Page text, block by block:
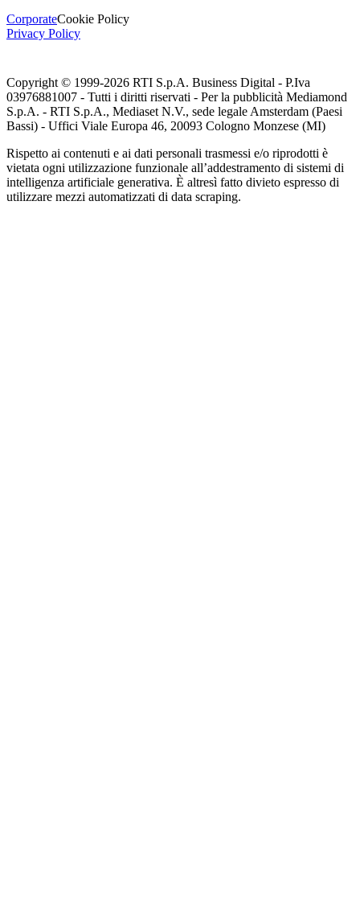
CorporateCookie Policy
Privacy Policy
Copyright © 1999-2026 RTI S.p.A. Business Digital - P.Iva
03976881007 - Tutti i diritti riservati - Per la pubblicità Mediamond
S.p.A. - RTI S.p.A., Mediaset N.V., sede legale Amsterdam (Paesi
Bassi) - Uffici Viale Europa 46, 20093 Cologno Monzese (MI)
Rispetto ai contenuti e ai dati personali trasmessi e/o riprodotti è
vietata ogni utilizzazione funzionale all’addestramento di sistemi di
intelligenza artificiale generativa. È altresì fatto divieto espresso di
utilizzare mezzi automatizzati di data scraping.